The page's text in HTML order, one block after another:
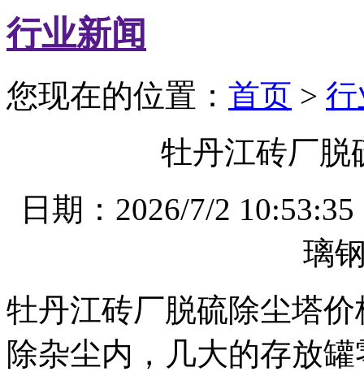
行业新闻
您现在的位置： 首页 >
牡丹江砖厂脱
日期：2026/7/2
璃
牡丹江砖厂脱硫除尘塔
除杂尘内，几大的存放